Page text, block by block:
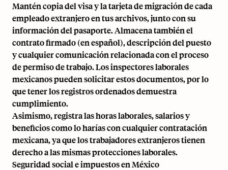
Mantén copia del visa y la tarjeta de migración de cada
empleado extranjero en tus archivos, junto con su
información del pasaporte. Almacena también el
contrato firmado (en español), descripción del puesto
y cualquier comunicación relacionada con el proceso
de permiso de trabajo. Los inspectores laborales
mexicanos pueden solicitar estos documentos, por lo
que tener los registros ordenados demuestra
cumplimiento.
Asimismo, registra las horas laborales, salarios y
beneficios como lo harías con cualquier contratación
mexicana, ya que los trabajadores extranjeros tienen
derecho a las mismas protecciones laborales.
Seguridad social e impuestos en México